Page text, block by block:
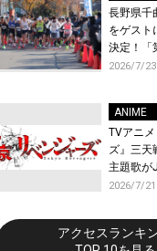
長野県千
をゲスト
決定！「
マラソン
2026/7/23
ANIME
TVアニ
ズ』三天
主題歌が
定！メン
トが到着
先行上映
2026/7/21
アクセスランキ